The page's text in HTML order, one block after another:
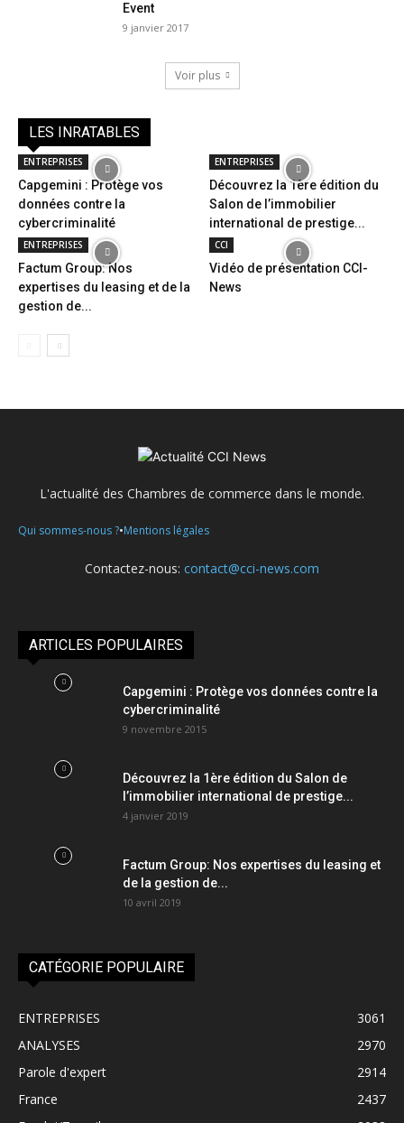
Event
9 janvier 2017
Voir plus
LES INRATABLES
ENTREPRISES
Capgemini : Protège vos
données contre la
cybercriminalité
ENTREPRISES
Découvrez la 1ère édition du
Salon de l’immobilier
international de prestige...
ENTREPRISES
Factum Group: Nos
expertises du leasing et de la
gestion de...
CCI
Vidéo de présentation CCI-
News
L'actualité des Chambres de commerce dans le monde.
Qui sommes-nous ?•Mentions légales
Contactez-nous: contact@cci-news.com
ARTICLES POPULAIRES
Capgemini : Protège vos données contre la
cybercriminalité
9 novembre 2015
Découvrez la 1ère édition du Salon de
l’immobilier international de prestige...
4 janvier 2019
Factum Group: Nos expertises du leasing et
de la gestion de...
10 avril 2019
CATÉGORIE POPULAIRE
ENTREPRISES
3061
ANALYSES
2970
Parole d'expert
2914
France
2437